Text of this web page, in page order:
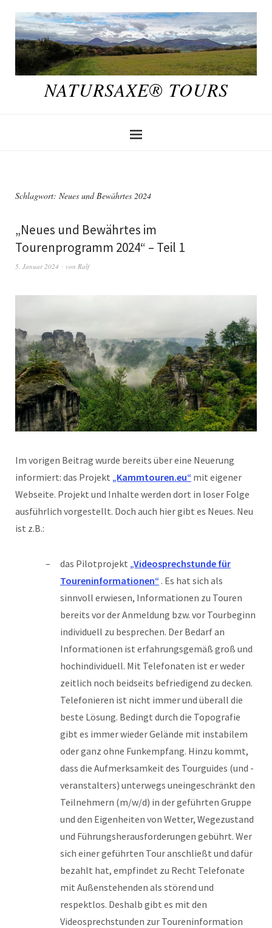
NATURSAXE® TOURS
Schlagwort: Neues und Bewährtes 2024
„Neues und Bewährtes im
Tourenprogramm 2024“ – Teil 1
5. Januar 2024 von Ralf
Im vorigen Beitrag wurde bereits über eine Neuerung
informiert: das Projekt „Kammtouren.eu“ mit eigener
Webseite. Projekt und Inhalte werden dort in loser Folge
ausführlich vorgestellt. Doch auch hier gibt es Neues. Neu
ist z.B.:
das Pilotprojekt „Videosprechstunde für
Toureninformationen“ . Es hat sich als
sinnvoll erwiesen, Informationen zu Touren
bereits vor der Anmeldung bzw. vor Tourbeginn
individuell zu besprechen. Der Bedarf an
Informationen ist erfahrungsgemäß groß und
hochindividuell. Mit Telefonaten ist er weder
zeitlich noch beidseits befriedigend zu decken.
Telefonieren ist nicht immer und überall die
beste Lösung. Bedingt durch die Topografie
gibt es immer wieder Gelände mit instabilem
oder ganz ohne Funkempfang. Hinzu kommt,
dass die Aufmerksamkeit des Tourguides (und -
veranstalters) unterwegs uneingeschränkt den
Teilnehmern (m/w/d) in der geführten Gruppe
und den Eigenheiten von Wetter, Wegezustand
und Führungsherausforderungen gebührt. Wer
sich einer geführten Tour anschließt und dafür
bezahlt hat, empfindet zu Recht Telefonate
mit Außenstehenden als störend und
respektlos. Deshalb gibt es mit den
Videosprechstunden zur Toureninformation